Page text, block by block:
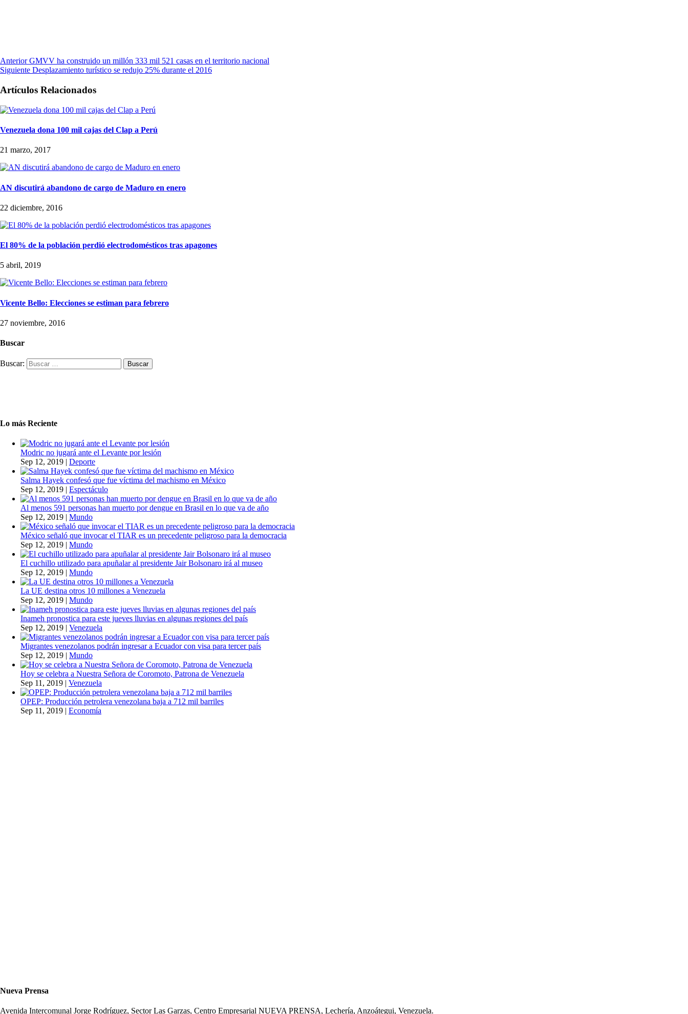
Anterior GMVV ha construido un millón 333 mil 521 casas en el territorio nacional
Siguiente Desplazamiento turístico se redujo 25% durante el 2016
Artículos Relacionados
Venezuela dona 100 mil cajas del Clap a Perú
21 marzo, 2017
AN discutirá abandono de cargo de Maduro en enero
22 diciembre, 2016
El 80% de la población perdió electrodomésticos tras apagones
5 abril, 2019
Vicente Bello: Elecciones se estiman para febrero
27 noviembre, 2016
Buscar
Buscar:
Lo más Reciente
Modric no jugará ante el Levante por lesión
Sep 12, 2019 | Deporte
Salma Hayek confesó que fue víctima del machismo en México
Sep 12, 2019 | Espectáculo
Al menos 591 personas han muerto por dengue en Brasil en lo que va de año
Sep 12, 2019 | Mundo
México señaló que invocar el TIAR es un precedente peligroso para la democracia
Sep 12, 2019 | Mundo
El cuchillo utilizado para apuñalar al presidente Jair Bolsonaro irá al museo
Sep 12, 2019 | Mundo
La UE destina otros 10 millones a Venezuela
Sep 12, 2019 | Mundo
Inameh pronostica para este jueves lluvias en algunas regiones del país
Sep 12, 2019 | Venezuela
Migrantes venezolanos podrán ingresar a Ecuador con visa para tercer país
Sep 12, 2019 | Mundo
Hoy se celebra a Nuestra Señora de Coromoto, Patrona de Venezuela
Sep 11, 2019 | Venezuela
OPEP: Producción petrolera venezolana baja a 712 mil barriles
Sep 11, 2019 | Economía
Nueva Prensa
Avenida Intercomunal Jorge Rodríguez, Sector Las Garzas, Centro Empresarial NUEVA PRENSA, Lechería, Anzoátegui, Venezuela.